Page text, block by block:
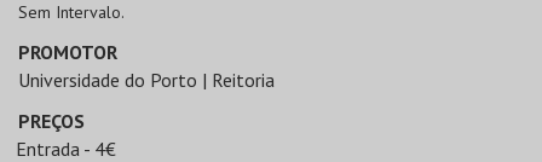
Sem Intervalo.
PROMOTOR
Universidade do Porto | Reitoria
PREÇOS
Entrada - 4€